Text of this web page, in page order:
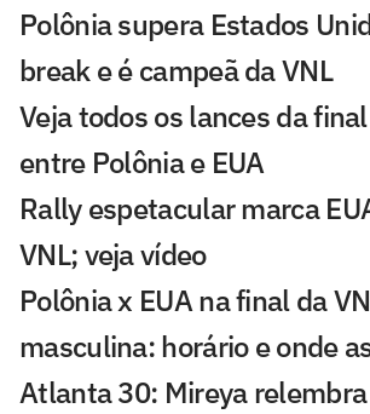
Polônia supera Estados
break e é campeã da VNL
Veja todos os lances da
entre Polônia e EUA
Rally espetacular marca
VNL; veja vídeo
Polônia x EUA na final da
masculina: horário e onde
Atlanta 30: Mireya relembra